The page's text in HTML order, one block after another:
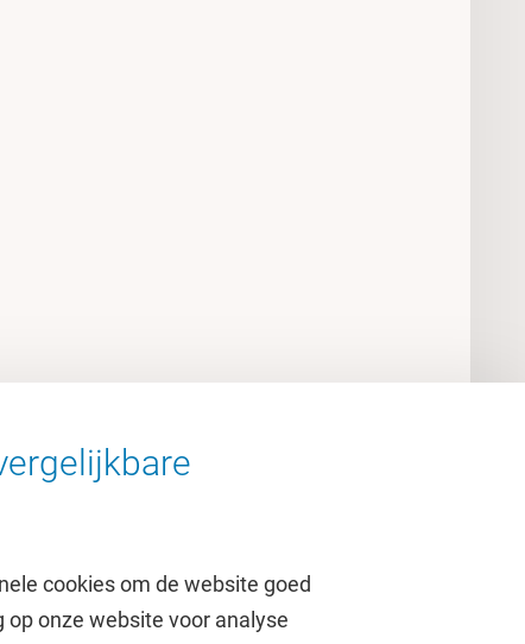
cookies om de website goed
onze website voor analyse